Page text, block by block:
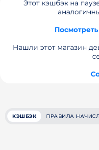
Этот кэшбэк на
Нашли этот магазин
КЭШБЭК ПРАВИЛА